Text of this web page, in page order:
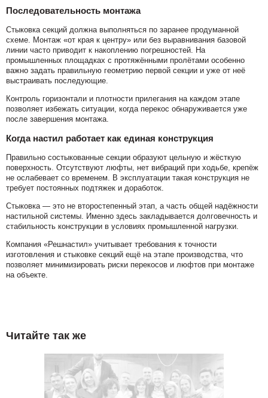
Последовательность монтажа
Стыковка секций должна выполняться по заранее продуманной
схеме. Монтаж «от края к центру» или без выравнивания базовой
линии часто приводит к накоплению погрешностей. На
промышленных площадках с протяжёнными пролётами особенно
важно задать правильную геометрию первой секции и уже от неё
выстраивать последующие.
Контроль горизонтали и плотности прилегания на каждом этапе
позволяет избежать ситуации, когда перекос обнаруживается уже
после завершения монтажа.
Когда настил работает как единая конструкция
Правильно состыкованные секции образуют цельную и жёсткую
поверхность. Отсутствуют люфты, нет вибраций при ходьбе, крепёж
не ослабевает со временем. В эксплуатации такая конструкция не
требует постоянных подтяжек и доработок.
Стыковка — это не второстепенный этап, а часть общей надёжности
настильной системы. Именно здесь закладывается долговечность и
стабильность конструкции в условиях промышленной нагрузки.
Компания «Решнастил» учитывает требования к точности
изготовления и стыковке секций ещё на этапе производства, что
позволяет минимизировать риски перекосов и люфтов при монтаже
на объекте.
Читайте так же